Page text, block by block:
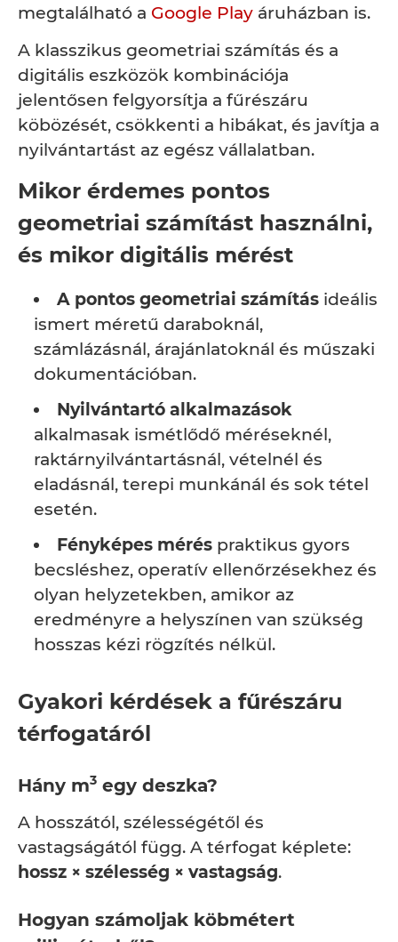
megtalálható a Google Play áruházban is.
A klasszikus geometriai számítás és a
digitális eszközök kombinációja
jelentősen felgyorsítja a fűrészáru
köbözését, csökkenti a hibákat, és javítja a
nyilvántartást az egész vállalatban.
Mikor érdemes pontos
geometriai számítást használni,
és mikor digitális mérést
A pontos geometriai számítás ideális
ismert méretű daraboknál,
számlázásnál, árajánlatoknál és műszaki
dokumentációban.
Nyilvántartó alkalmazások
alkalmasak ismétlődő méréseknél,
raktárnyilvántartásnál, vételnél és
eladásnál, terepi munkánál és sok tétel
esetén.
Fényképes mérés praktikus gyors
becsléshez, operatív ellenőrzésekhez és
olyan helyzetekben, amikor az
eredményre a helyszínen van szükség
hosszas kézi rögzítés nélkül.
Gyakori kérdések a fűrészáru
térfogatáról
Hány m3 egy deszka?
A hosszától, szélességétől és
vastagságától függ. A térfogat képlete:
hossz × szélesség × vastagság.
Hogyan számoljak köbmétert